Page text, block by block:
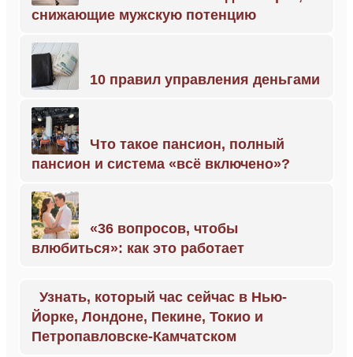
снижающие мужскую потенцию
10 правил управления деньгами
Что такое пансион, полный
пансион и система «всё включено»?
«36 вопросов, чтобы
влюбиться»: как это работает
Узнать, который час сейчас в Нью-
Йорке, Лондоне, Пекине, Токио и
Петропавловске-Камчатском